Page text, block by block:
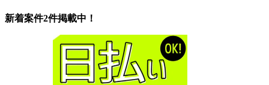
新着案件2件掲載中！